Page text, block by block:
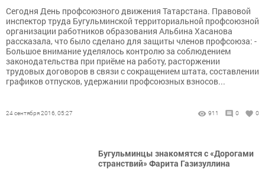
Сегодня День профсоюзного движения Татарстана. Правовой
инспектор труда Бугульминской территориальной профсоюзной
организации работников образования Альбина Хасанова
рассказала, что было сделано для защиты членов профсоюза: -
Большое внимание уделялось контролю за соблюдением
законодательства при приёме на работу, расторжении
трудовых договоров в связи с сокращением штата, составлении
графиков отпусков, удержании профсоюзных взносов...
24 сентября 2016, 05:27 911 0 0
Бугульминцы знакомятся с «Дорогами
странствий» Фарита Газизуллина